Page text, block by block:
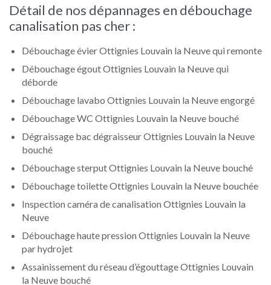
Détail de nos dépannages en débouchage
canalisation pas cher :
Débouchage évier Ottignies Louvain la Neuve qui remonte
Débouchage égout Ottignies Louvain la Neuve qui
déborde
Débouchage lavabo Ottignies Louvain la Neuve engorgé
Débouchage WC Ottignies Louvain la Neuve bouché
Dégraissage bac dégraisseur Ottignies Louvain la Neuve
bouché
Débouchage sterput Ottignies Louvain la Neuve bouché
Débouchage toilette Ottignies Louvain la Neuve bouchée
Inspection caméra de canalisation Ottignies Louvain la
Neuve
Débouchage haute pression Ottignies Louvain la Neuve
par hydrojet
Assainissement du réseau d’égouttage Ottignies Louvain
la Neuve bouché